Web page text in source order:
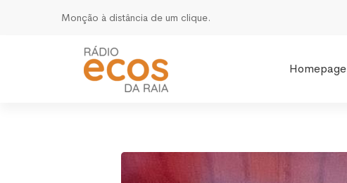
Monção à distância de um clique.
Homepage